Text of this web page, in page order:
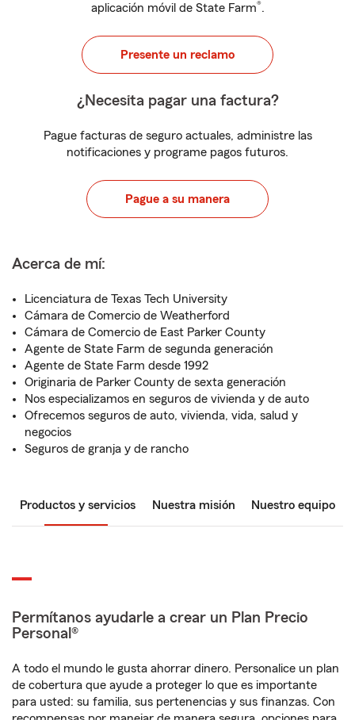
aplicación móvil de State Farm®.
Presente un reclamo
¿Necesita pagar una factura?
Pague facturas de seguro actuales, administre las
notificaciones y programe pagos futuros.
Pague a su manera
Acerca de mí:
Licenciatura de Texas Tech University
Cámara de Comercio de Weatherford
Cámara de Comercio de East Parker County
Agente de State Farm de segunda generación
Agente de State Farm desde 1992
Originaria de Parker County de sexta generación
Nos especializamos en seguros de vivienda y de auto
Ofrecemos seguros de auto, vivienda, vida, salud y
negocios
Seguros de granja y de rancho
Productos y servicios Nuestra misión Nuestro equipo
Permítanos ayudarle a crear un Plan Precio
Personal®
A todo el mundo le gusta ahorrar dinero. Personalice un plan
de cobertura que ayude a proteger lo que es importante
para usted: su familia, sus pertenencias y sus finanzas. Con